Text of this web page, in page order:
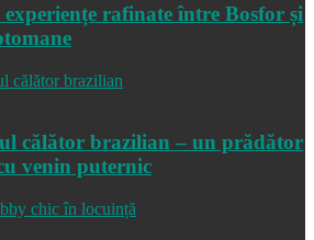
rafinate între Bosfor și
călător brazilian – un prădător
venin puternic